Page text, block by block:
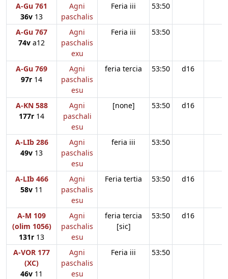
A-Gu 761
36v 13
Agni
paschalis
Feria iii 53:50
A-Gu 767
74v a12
Agni
paschalis
exu
Feria iii 53:50
A-Gu 769
97r 14
Agni
paschalis
esu
feria tercia 53:50 d16
A-KN 588
177r 14
Agni
paschali
esu
[none] 53:50 d16
A-LIb 286
49v 13
Agni
paschalis
esu
feria iii 53:50
A-LIb 466
58v 11
Agni
paschalis
esu
Feria tertia 53:50 d16
A-M 109
(olim 1056)
131r 13
Agni
paschalis
esu
feria tercia
[sic]
53:50 d16
A-VOR 177
(XC)
46v 11
Agni
paschalis
esu
Feria iii 53:50